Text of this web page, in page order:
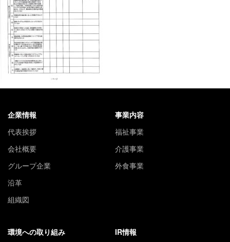
企業情報
代表挨拶
会社概要
グループ企業
沿革
組織図
事業内容
福祉事業
介護事業
外食事業
環境への取り組み
IR情報